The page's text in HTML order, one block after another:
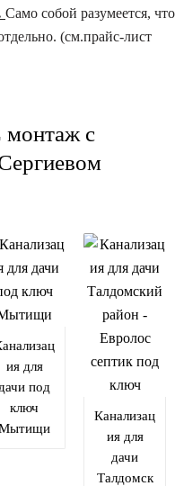
Само собой разумеется, что
(см.прайс-лист
с
ия для
дачи под
ключ
Канализац
ия для
дачи
Талдомск